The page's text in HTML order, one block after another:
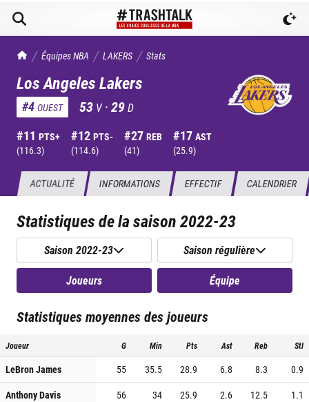
TrashTalk Actu NBA
Équipes NBA LAKERS Stats
Los Angeles Lakers
#4 OUEST 53 V ·29D
#11 PTS+
(116.3)
#12 PTS-
(114.6)
#27 REB
(41)
#17 AST
(25.9)
ACTUALITÉ INFORMATIONS EFFECTIF CALENDRIER
Statistiques de la saison2022-23
Saison 2022-23 Saison régulière
Joueurs Équipe
Statistiques moyennes des joueurs
Joueur G Min Pts Ast Reb Stl
LeBron James 55 35.5 28.9 6.8 8.3
0.9
Anthony Davis
56 34 25.9 2.6 12.5
1.1